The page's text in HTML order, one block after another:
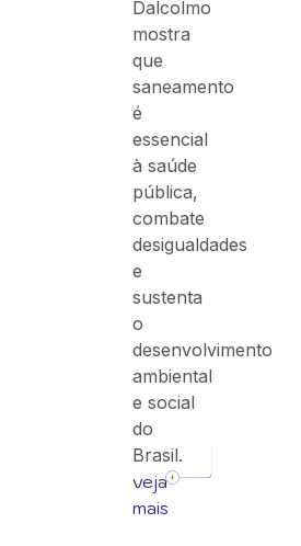
Dalcolmo
mostra
que
saneamento
é
essencial
à saúde
pública,
combate
desigualdades
e
sustenta
o
desenvolvimento
ambiental
e social
do
Brasil.
veja
mais